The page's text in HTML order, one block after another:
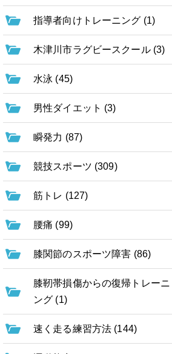
指導者向けトレーニング (1)
木津川市ラグビースクール (3)
水泳 (45)
男性ダイエット (3)
瞬発力 (87)
競技スポーツ (309)
筋トレ (127)
腰痛 (99)
膝関節のスポーツ障害 (86)
膝靭帯損傷からの復帰トレーニ
ング (1)
速く走る練習方法 (144)